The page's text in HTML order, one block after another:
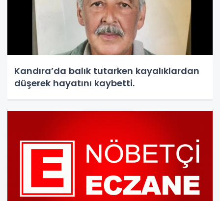
Kandıra’da balık tutarken kayalıklardan
düşerek hayatını kaybetti.